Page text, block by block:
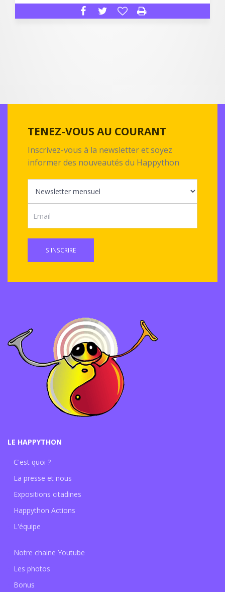
TENEZ-VOUS AU COURANT
Inscrivez-vous à la newsletter et soyez
informer des nouveautés du Happython
S'INSCRIRE
LE HAPPYTHON
C'est quoi ?
La presse et nous
Expositions citadines
Happython Actions
L'équipe
Notre chaine Youtube
Les photos
Bonus